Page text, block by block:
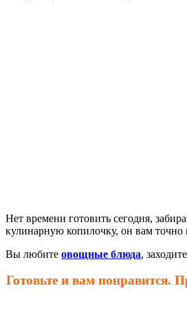
Нет времени готовить сегодня,
кулинарную копилочку, он вам точно
Вы любите овощные блюда,
Готовьте и вам понравится.